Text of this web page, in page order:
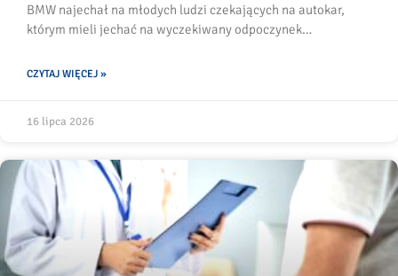
BMW najechał na młodych ludzi czekających na autokar,
którym mieli jechać na wyczekiwany odpoczynek…
CZYTAJ WIĘCEJ »
16 lipca 2026